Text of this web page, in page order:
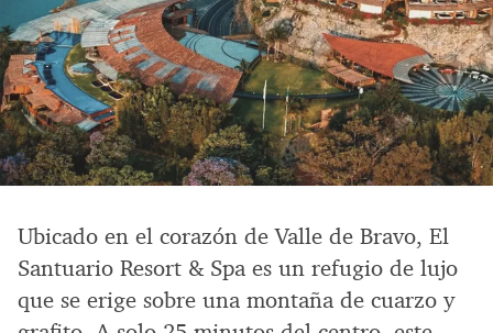
Ubicado en el corazón de Valle de Bravo, El
Santuario Resort & Spa es un refugio de lujo
que se erige sobre una montaña de cuarzo y